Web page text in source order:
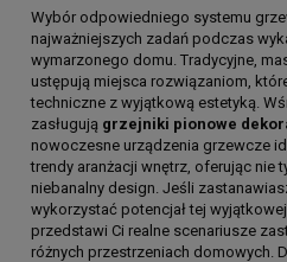
Wybór odpowiedniego systemu
najważniejszych zadań podczas
wymarzonego domu. Tradycyjne,
ustępują miejsca rozwiązaniom,
techniczne z wyjątkową estetyką.
zasługują grzejniki pionowe
nowoczesne urządzenia grzewcze
trendy aranżacji wnętrz, oferując nie
niebanalny design. Jeśli
wykorzystać potencjał tej
przedstawi Ci realne scenariusze
różnych przestrzeniach domowych.